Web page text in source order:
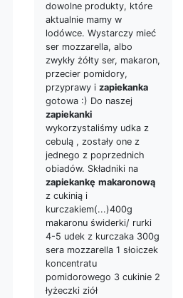
dowolne produkty, które
aktualnie mamy w
lodówce. Wystarczy mieć
ser mozzarella, albo
zwykły żółty ser, makaron,
przecier pomidory,
przyprawy i zapiekanka
gotowa :) Do naszej
zapiekanki
wykorzystaliśmy udka z
cebulą , zostały one z
jednego z poprzednich
obiadów. Składniki na
zapiekankę makaronową
z cukinią i
kurczakiem(...)400g
makaronu świderki/ rurki
4-5 udek z kurczaka 300g
sera mozzarella 1 słoiczek
koncentratu
pomidorowego 3 cukinie 2
łyżeczki ziół